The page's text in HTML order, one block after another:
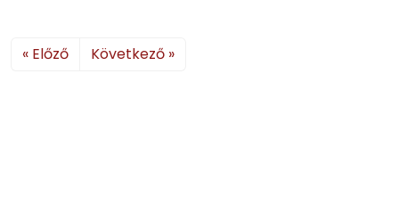
« Előző Következő »